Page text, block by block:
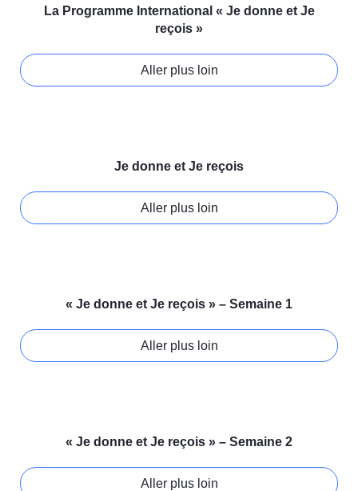
La Programme International « Je donne et Je
reçois »
Aller plus loin
Je donne et Je reçois
Aller plus loin
« Je donne et Je reçois » – Semaine 1
Aller plus loin
« Je donne et Je reçois » – Semaine 2
Aller plus loin